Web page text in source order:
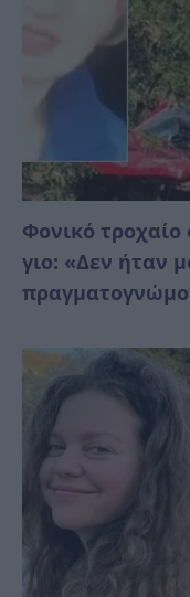
Φονικό τροχαίο
γιο: «Δεν ήταν